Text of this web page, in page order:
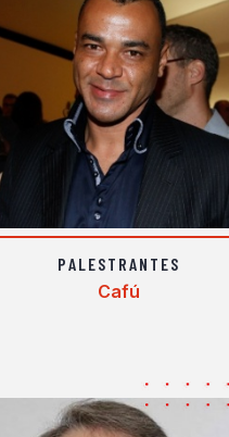
PALESTRANTES
Cafú